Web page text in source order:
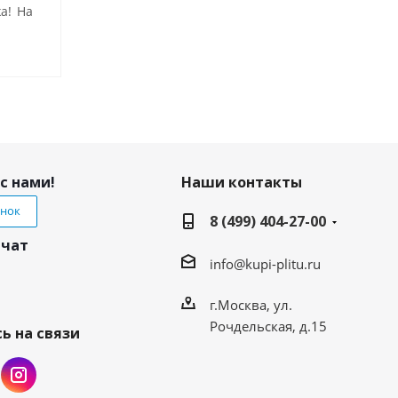
На
нами!
на связи
Наши контакты
8 (499) 404-27-00
info@kupi-plitu.ru
г.Москва, ул.
Рочдельская, д.15